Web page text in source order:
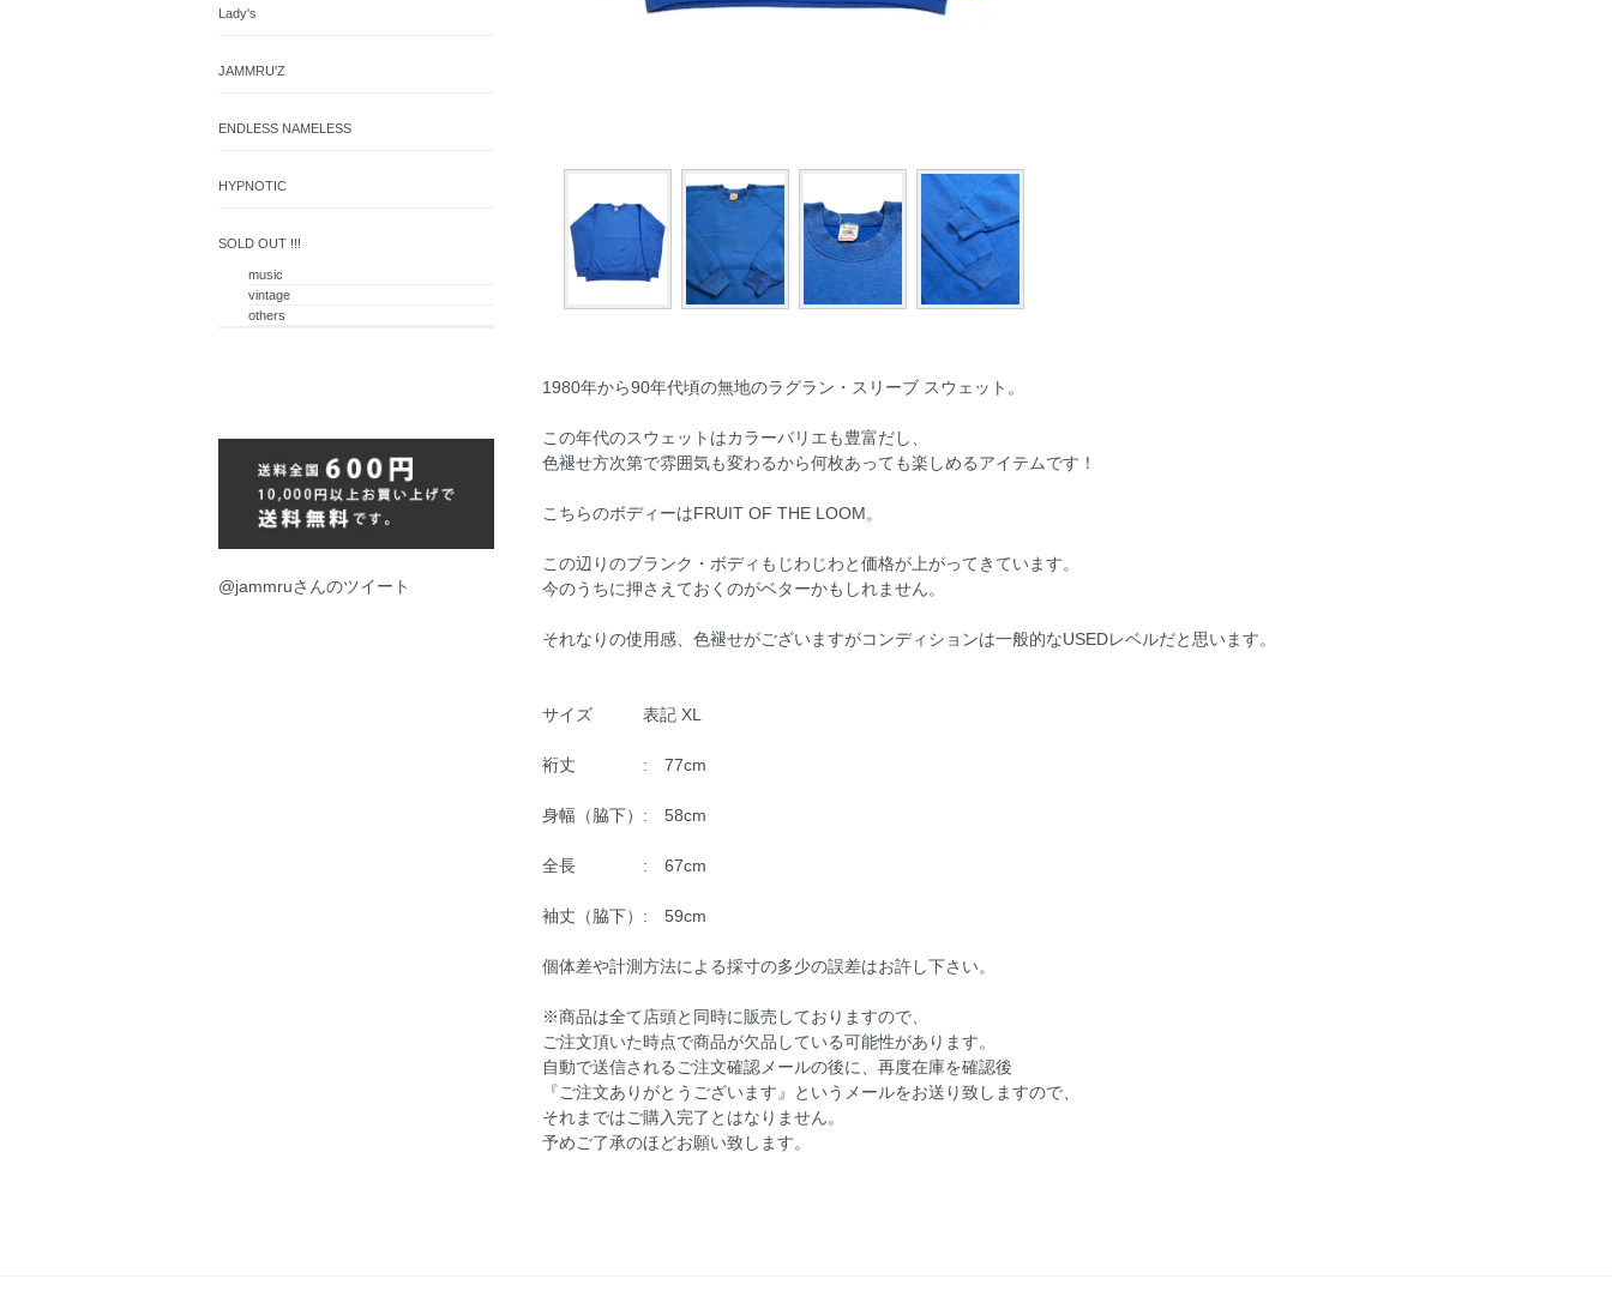
1980年から90年代頃の無地のラグラン・スリーブ スウェット。
この年代のスウェットはカラーバリエも豊富だし、
色褪せ方次第で雰囲気も変わるから何枚あっても楽しめるアイテムです！
こちらのボディーはFRUIT OF THE LOOM。
この辺りのブランク・ボディもじわじわと価格が上がってきています。
今のうちに押さえておくのがベターかもしれません。
それなりの使用感、色褪せがございますがコンディションは一般的なUSEDレベルだと思います。
サイズ 表記 XL
裄丈 : 77cm
身幅（脇下）: 58cm
全長 : 67cm
袖丈（脇下）: 59cm
個体差や計測方法による採寸の多少の誤差はお許し下さい。
※商品は全て店頭と同時に販売しておりますので、
ご注文頂いた時点で商品が欠品している可能性があります。
自動で送信されるご注文確認メールの後に、再度在庫を確認後
『ご注文ありがとうございます』というメールをお送り致しますので、
それまではご購入完了とはなりません。
予めご了承のほどお願い致します。
Lady's
JAMMRU'Z
ENDLESS NAMELESS
HYPNOTIC
SOLD OUT !!!
music
vintage
others
@jammruさんのツイート